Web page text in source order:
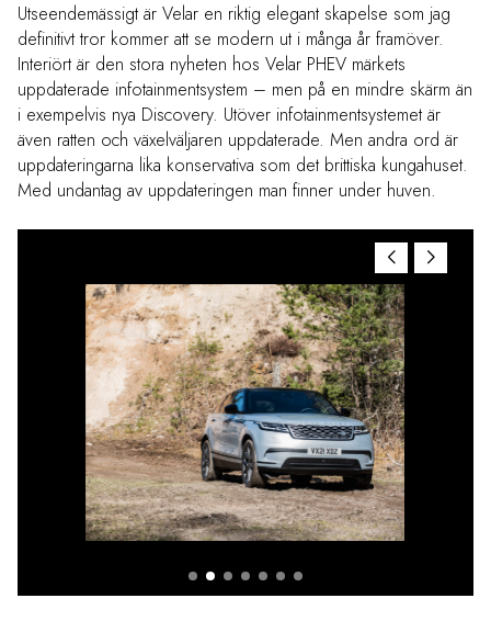
Utseendemässigt är Velar en riktig elegant skapelse som jag
definitivt tror kommer att se modern ut i många år framöver.
Interiört är den stora nyheten hos Velar PHEV märkets
uppdaterade infotainmentsystem – men på en mindre skärm än
i exempelvis nya Discovery. Utöver infotainmentsystemet är
även ratten och växelväljaren uppdaterade. Men andra ord är
uppdateringarna lika konservativa som det brittiska kungahuset.
Med undantag av uppdateringen man finner under huven.